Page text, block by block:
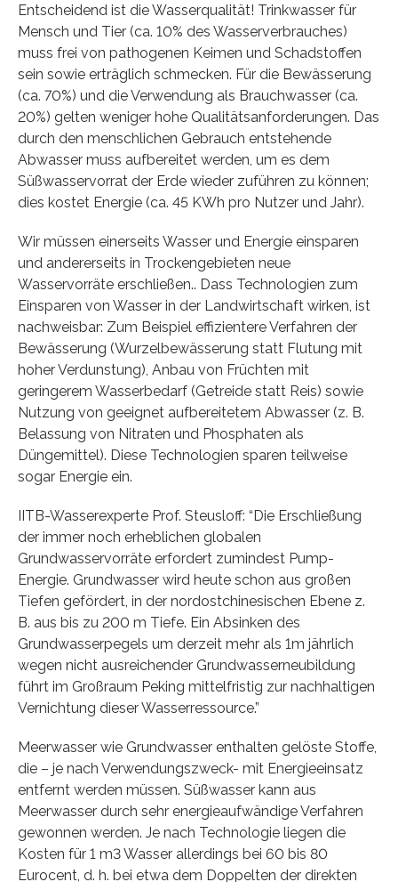
Entscheidend ist die Wasserqualität! Trinkwasser für
Mensch und Tier (ca. 10% des Wasserverbrauches)
muss frei von pathogenen Keimen und Schadstoffen
sein sowie erträglich schmecken. Für die Bewässerung
(ca. 70%) und die Verwendung als Brauchwasser (ca.
20%) gelten weniger hohe Qualitätsanforderungen. Das
durch den menschlichen Gebrauch entstehende
Abwasser muss aufbereitet werden, um es dem
Süßwasservorrat der Erde wieder zuführen zu können;
dies kostet Energie (ca. 45 KWh pro Nutzer und Jahr).
Wir müssen einerseits Wasser und Energie einsparen
und andererseits in Trockengebieten neue
Wasservorräte erschließen.. Dass Technologien zum
Einsparen von Wasser in der Landwirtschaft wirken, ist
nachweisbar: Zum Beispiel effizientere Verfahren der
Bewässerung (Wurzelbewässerung statt Flutung mit
hoher Verdunstung), Anbau von Früchten mit
geringerem Wasserbedarf (Getreide statt Reis) sowie
Nutzung von geeignet aufbereitetem Abwasser (z. B.
Belassung von Nitraten und Phosphaten als
Düngemittel). Diese Technologien sparen teilweise
sogar Energie ein.
IITB-Wasserexperte Prof. Steusloff: “Die Erschließung
der immer noch erheblichen globalen
Grundwasservorräte erfordert zumindest Pump-
Energie. Grundwasser wird heute schon aus großen
Tiefen gefördert, in der nordostchinesischen Ebene z.
B. aus bis zu 200 m Tiefe. Ein Absinken des
Grundwasserpegels um derzeit mehr als 1m jährlich
wegen nicht ausreichender Grundwasserneubildung
führt im Großraum Peking mittelfristig zur nachhaltigen
Vernichtung dieser Wasserressource.”
Meerwasser wie Grundwasser enthalten gelöste Stoffe,
die – je nach Verwendungszweck- mit Energieeinsatz
entfernt werden müssen. Süßwasser kann aus
Meerwasser durch sehr energieaufwändige Verfahren
gewonnen werden. Je nach Technologie liegen die
Kosten für 1 m3 Wasser allerdings bei 60 bis 80
Eurocent, d. h. bei etwa dem Doppelten der direkten